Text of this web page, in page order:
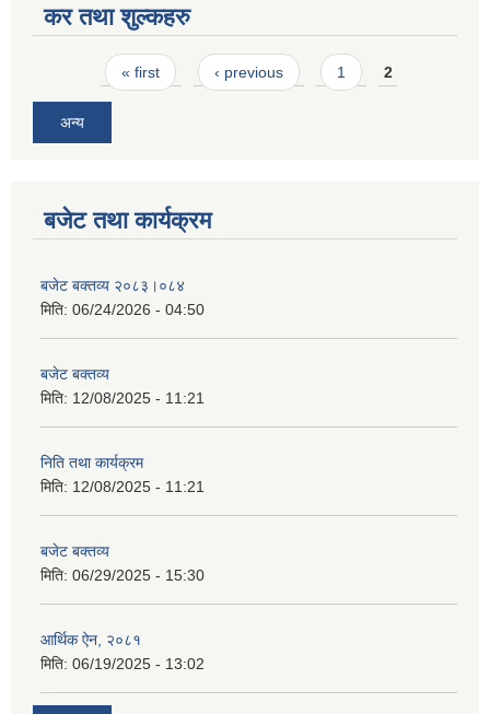
कर तथा शुल्कहरु
Pages« first ‹ previous 1 2
अन्य
बजेट तथा कार्यक्रम
बजेट बक्तव्य २०८३।०८४
मिति: 06/24/2026 - 04:50
बजेट बक्तव्य
मिति: 12/08/2025 - 11:21
निति तथा कार्यक्रम
मिति: 12/08/2025 - 11:21
बजेट बक्तव्य
मिति: 06/29/2025 - 15:30
आर्थिक ऐन, २०८१
मिति: 06/19/2025 - 13:02